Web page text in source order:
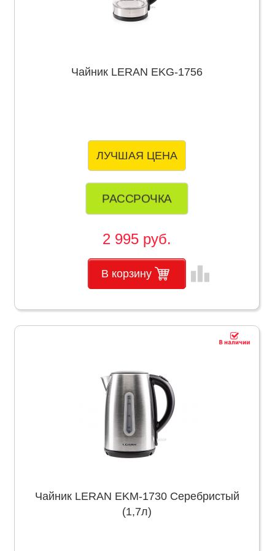
Чайник LERAN EKG-1756
ЛУЧШАЯ ЦЕНА
РАССРОЧКА
2 995 руб.
В корзину leaderboard
Чайник LERAN EKM-1730 Серебристый
(1,7л)